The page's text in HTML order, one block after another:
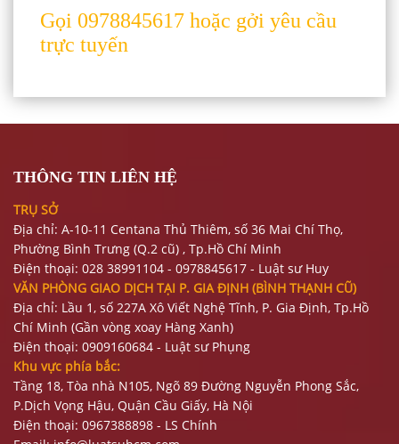
Gọi 0978845617 hoặc gởi yêu cầu
trực tuyến
THÔNG TIN LIÊN HỆ
TRỤ SỞ
Địa chỉ: A-10-11 Centana Thủ Thiêm, số 36 Mai Chí Thọ,
Phường Bình Trưng (Q.2 cũ) , Tp.Hồ Chí Minh
Điện thoại: 028 38991104 - 0978845617 - Luật sư Huy
VĂN PHÒNG GIAO DỊCH TẠI P. GIA ĐỊNH (BÌNH THẠNH CŨ)
Địa chỉ: Lầu 1, số 227A Xô Viết Nghệ Tĩnh, P. Gia Định, Tp.Hồ
Chí Minh (Gần vòng xoay Hàng Xanh)
Điện thoại: 0909160684 - Luật sư Phụng
Khu vực phía bắc:
Tầng 18, Tòa nhà N105, Ngõ 89 Đường Nguyễn Phong Sắc,
P.Dịch Vọng Hậu, Quận Cầu Giấy, Hà Nội
Điện thoại: 0967388898 - LS Chính